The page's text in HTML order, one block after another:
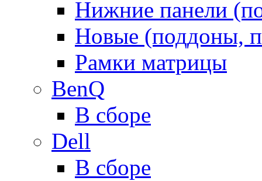
Нижние панели
Новые (поддоны,
Рамки матрицы
BenQ
В сборе
Dell
В сборе